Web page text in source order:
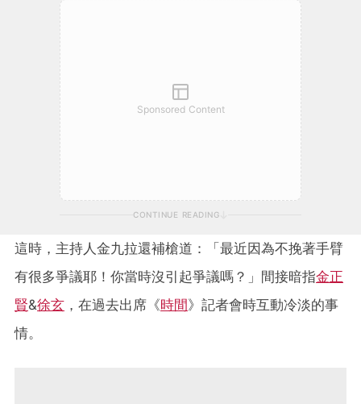
Sponsored Content
CONTINUE READING
這時，主持人金九拉還補槍道：「最近因為不挽著手臂
有很多爭議耶！你當時沒引起爭議嗎？」間接暗指金正
賢&徐玄 ，在過去出席《時間》記者會時互動冷淡的事
情。